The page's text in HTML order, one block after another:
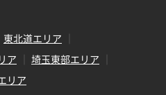
東北道エリア
ア
埼玉東部エリア
リア